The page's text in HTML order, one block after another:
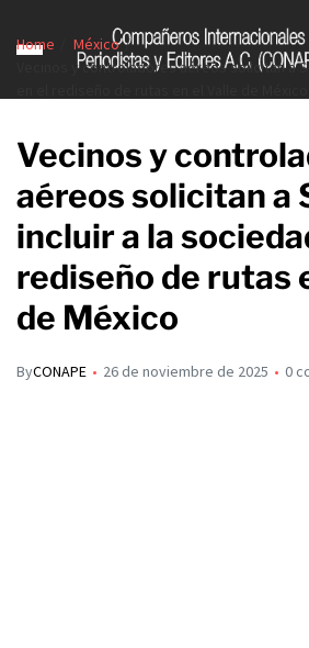
Home
México
Vecinos y controladores aéreos solicitan a
Vecinos y
aéreos solicitan a
incluir a la
rediseño de rutas
de México
ByCONAPE 26 de noviembre de 2025 0